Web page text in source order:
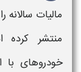
مالیات
منتشر
خودروهای